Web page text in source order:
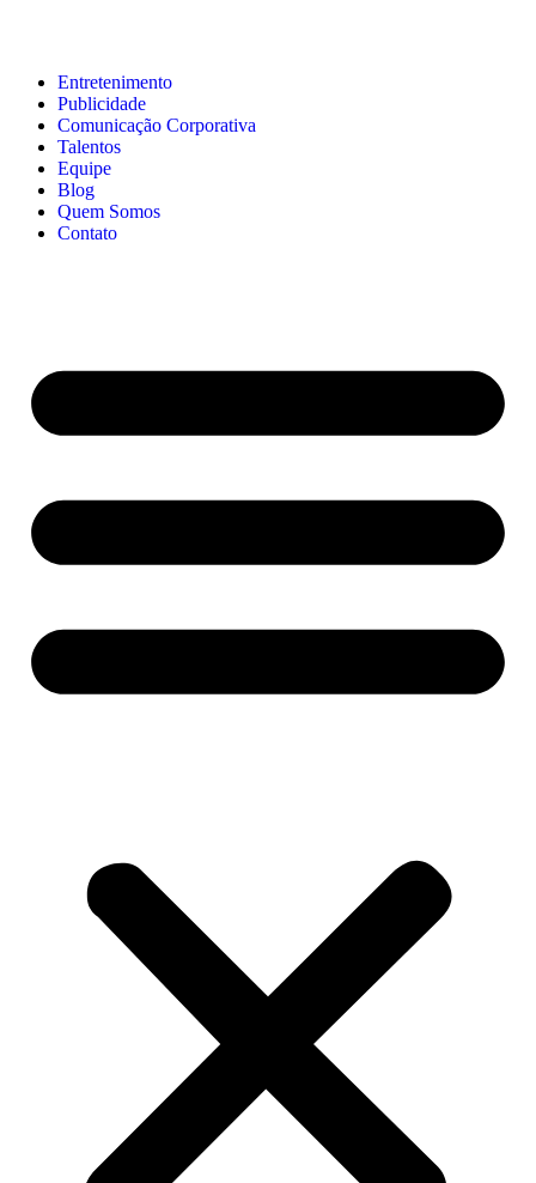
Entretenimento
Publicidade
Comunicação Corporativa
Talentos
Equipe
Blog
Quem Somos
Contato